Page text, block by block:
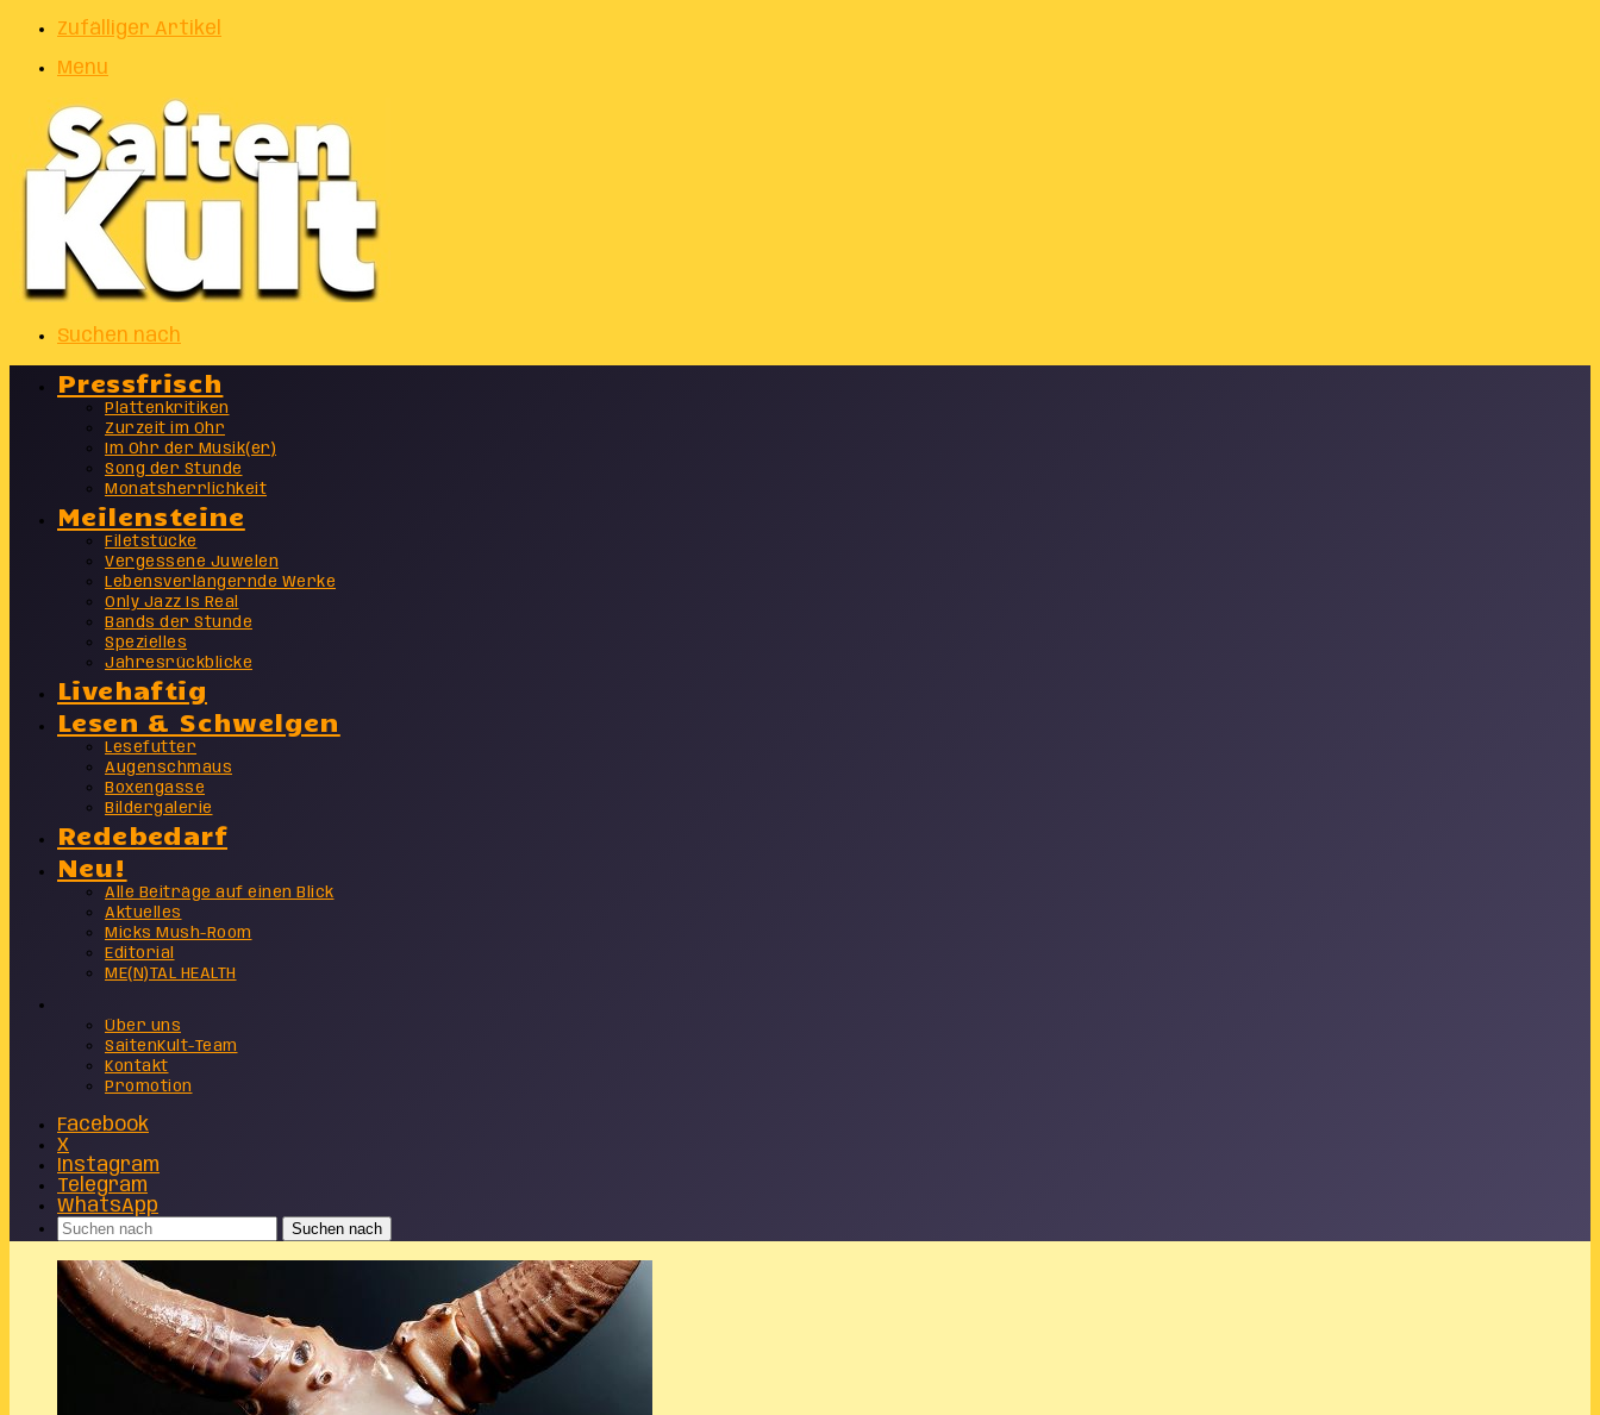
Zufälliger Artikel
Menu
Suchen nach
Pressfrisch
Plattenkritiken
Zurzeit im Ohr
Im Ohr der Musik(er)
Song der Stunde
Monatsherrlichkeit
Meilensteine
Filetstücke
Vergessene Juwelen
Lebensverlängernde Werke
Only Jazz Is Real
Bands der Stunde
Spezielles
Jahresrückblicke
Livehaftig
Lesen & Schwelgen
Lesefutter
Augenschmaus
Boxengasse
Bildergalerie
Redebedarf
Neu!
Alle Beiträge auf einen Blick
Aktuelles
Micks Mush-Room
Editorial
ME(N)TAL HEALTH
Über uns
SaitenKult-Team
Kontakt
Promotion
Facebook
X
Instagram
Telegram
WhatsApp
Suchen nach